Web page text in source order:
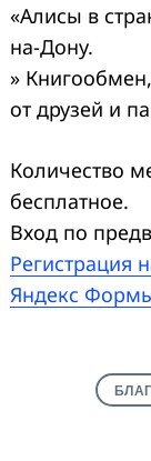
«Алисы в
на-Дону.
»
от друзей и
Количество
бесплатное.
Вход по
Регистрация
Яндекс